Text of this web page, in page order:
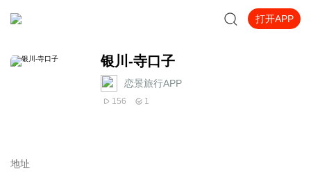
打开APP
银川-寺口子
恋景旅行APP
156 1
地址